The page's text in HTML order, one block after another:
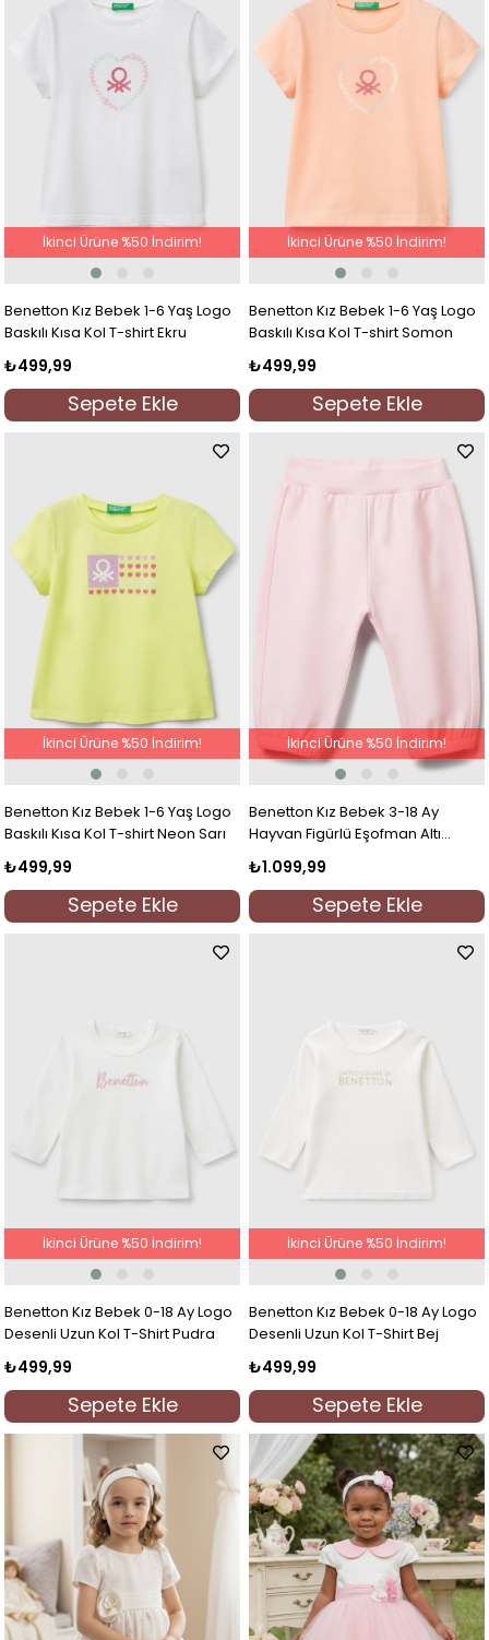
Benetton Kız Bebek 1-6 Yaş Logo
Baskılı Kısa Kol T-shirt Ekru
₺499,99
Sepete Ekle
İkinci Ürüne %50 İndirim!
Benetton Kız Bebek 1-6 Yaş Logo
Baskılı Kısa Kol T-shirt Somon
₺499,99
Sepete Ekle
İkinci Ürüne %50 İndirim!
Benetton Kız Bebek 1-6 Yaş Logo
Baskılı Kısa Kol T-shirt Neon Sarı
₺499,99
Sepete Ekle
İkinci Ürüne %50 İndirim!
Benetton Kız Bebek 3-18 Ay
Hayvan Figürlü Eşofman Altı
₺1.099,99
Sepete Ekle
İkinci Ürüne %50 İndirim!
Benetton Kız Bebek 0-18 Ay Logo
Desenli Uzun Kol T-Shirt Pudra
₺499,99
Sepete Ekle
İkinci Ürüne %50 İndirim!
Benetton Kız Bebek 0-18 Ay Logo
Desenli Uzun Kol T-Shirt Bej
₺499,99
Sepete Ekle
İkinci Ürüne %50 İndirim!